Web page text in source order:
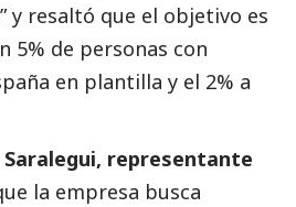
y resaltó que el objetivo es
5% de personas con
en plantilla y el 2% a
Saralegui, representante
la empresa busca